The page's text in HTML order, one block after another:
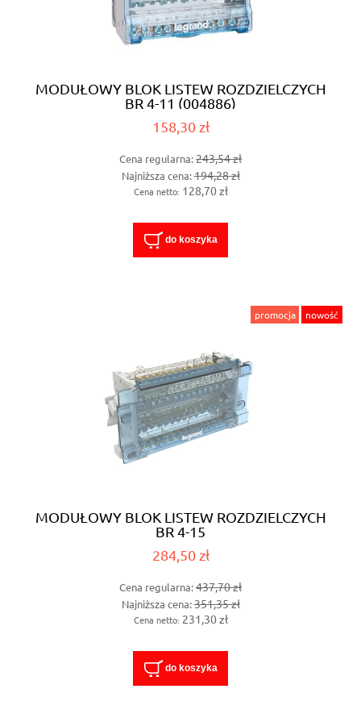
MODUŁOWY BLOK LISTEW ROZDZIELCZYCH
BR 4-11 (004886)
158,30 zł
Cena regularna:243,54 zł
Najniższa cena:194,28 zł
Cena netto: 128,70 zł
do koszyka
MODUŁOWY BLOK LISTEW ROZDZIELCZYCH
BR 4-15
284,50 zł
Cena regularna:437,70 zł
Najniższa cena:351,35 zł
Cena netto: 231,30 zł
do koszyka
promocja nowość